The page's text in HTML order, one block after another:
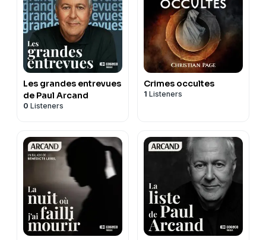
Les grandes entrevues
de Paul Arcand
0 Listeners
Crimes occultes
1 Listeners